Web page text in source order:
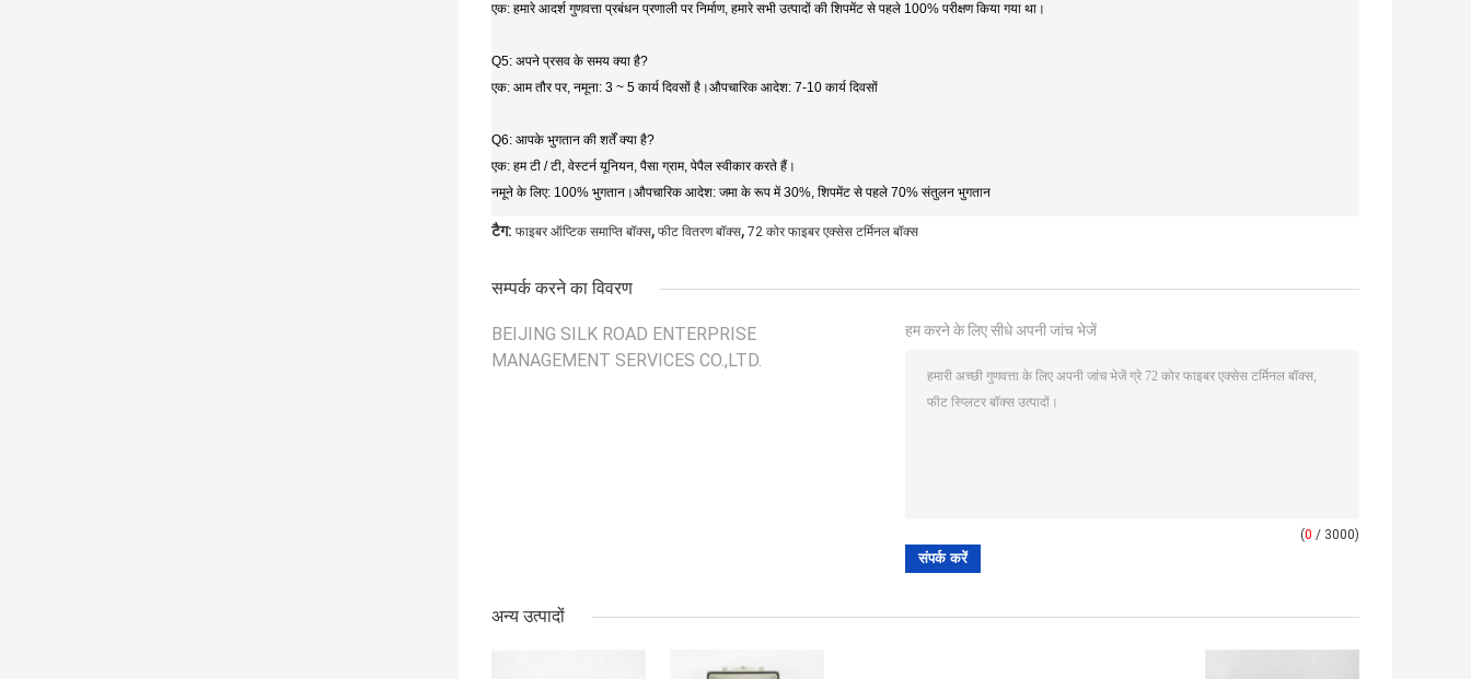
एक: हमारे आदर्श गुणवत्ता प्रबंधन प्रणाली पर निर्माण, हमारे सभी उत्पादों की शिपमेंट से पहले 100% परीक्षण किया गया था।
Q5: अपने प्रसव के समय क्या है?
एक: आम तौर पर, नमूना: 3 ~ 5 कार्य दिवसों है।औपचारिक आदेश: 7-10 कार्य दिवसों
Q6: आपके भुगतान की शर्तें क्या है?
एक: हम टी / टी, वेस्टर्न यूनियन, पैसा ग्राम, पेपैल स्वीकार करते हैं।
नमूने के लिए: 100% भुगतान।औपचारिक आदेश: जमा के रूप में 30%, शिपमेंट से पहले 70% संतुलन भुगतान
टैग: फाइबर ऑप्टिक समाप्ति बॉक्स, फीट वितरण बॉक्स, 72 कोर फाइबर एक्सेस टर्मिनल बॉक्स
सम्पर्क करने का विवरण
BEIJING SILK ROAD ENTERPRISE
MANAGEMENT SERVICES CO.,LTD.
हम करने के लिए सीधे अपनी जांच भेजें
(0 / 3000)
अन्य उत्पादों